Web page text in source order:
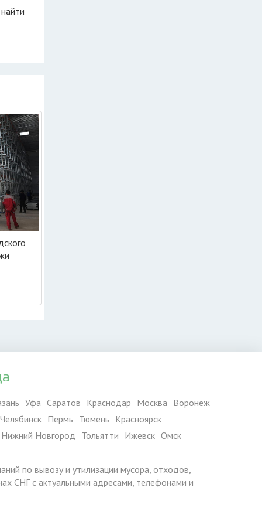
Уфа Саратов Краснодар Москва Воронеж
Челябинск Пермь Тюмень Красноярск
Нижний Новгород Тольятти Ижевск Омск
по вывозу и утилизации мусора, отходов,
СНГ с актуальными адресами, телефонами и